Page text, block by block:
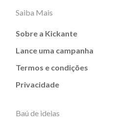
Saiba Mais
Sobre a Kickante
Lance uma campanha
Termos e condições
Privacidade
Baú de ideias